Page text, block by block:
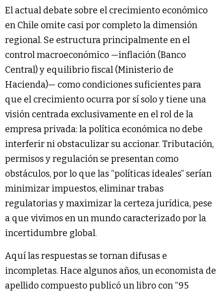
El actual debate sobre el crecimiento económico
en Chile omite casi por completo la dimensión
regional. Se estructura principalmente en el
control macroeconómico —inflación (Banco
Central) y equilibrio fiscal (Ministerio de
Hacienda)— como condiciones suficientes para
que el crecimiento ocurra por sí solo y tiene una
visión centrada exclusivamente en el rol de la
empresa privada: la política económica no debe
interferir ni obstaculizar su accionar. Tributación,
permisos y regulación se presentan como
obstáculos, por lo que las “políticas ideales” serían
minimizar impuestos, eliminar trabas
regulatorias y maximizar la certeza jurídica, pese
a que vivimos en un mundo caracterizado por la
incertidumbre global.
Aquí las respuestas se tornan difusas e
incompletas. Hace algunos años, un economista de
apellido compuesto publicó un libro con “95